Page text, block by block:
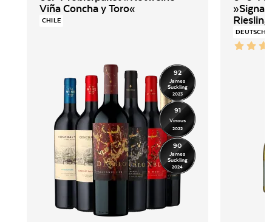
Viña Concha y Toro«
CHILE
92
James
Suckling
2023
91
Vinous
2022
90
James
Suckling
2024